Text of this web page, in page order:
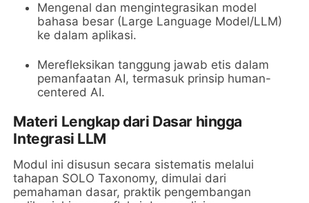
Mengenal dan mengintegrasikan model
bahasa besar (Large Language Model/LLM)
ke dalam aplikasi.
Merefleksikan tanggung jawab etis dalam
pemanfaatan AI, termasuk prinsip human-
centered AI.
Materi Lengkap dari Dasar hingga
Integrasi LLM
Modul ini disusun secara sistematis melalui
tahapan SOLO Taxonomy, dimulai dari
pemahaman dasar, praktik pengembangan